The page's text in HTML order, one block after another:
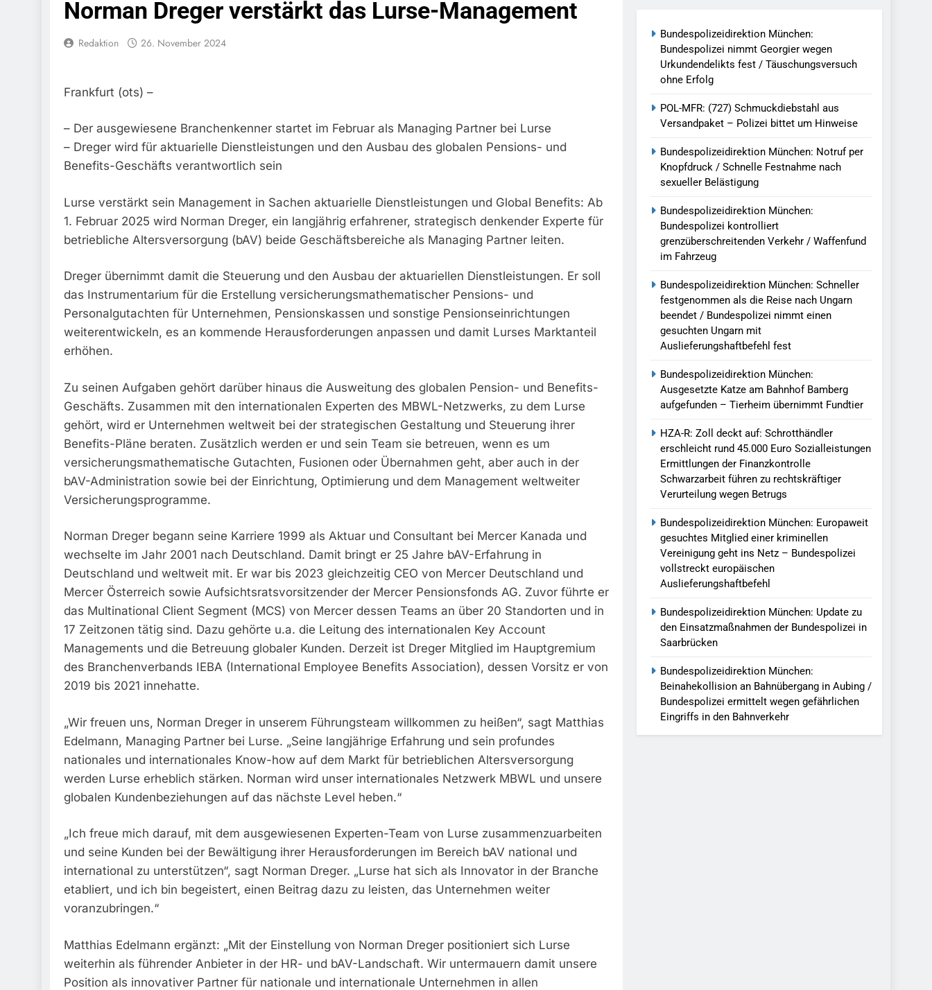
Bundespolizeidirektion München: Bundespolizei Kontrolliert Grenzüberschreitenden Verkehr / Waffenfund Im
Bundespolizeidirektion München: Schneller Festgenommen Als Die Reise Nach Ungarn Beendet / Bundespolizei Nimmt
Bundespolizeidirektion München: Ausgesetzte Katze Am Bahnhof Bamberg Aufgefunden – Tierheim Übernimmt
6. August 2026
HZA-R: Zoll Deckt Auf: Schrotthändler Erschleicht Rund 45.000 Euro Sozialleistungen Ermittlungen Der Finanzkontrolle
Schwarzarbeit Führen Zu Rechtskräftiger Verurteilung Wegen Betrugs
Bundespolizeidirektion München: Europaweit Gesuchtes Mitglied Einer Kriminellen Vereinigung Geht Ins Netz –
Bundespolizei Vollstreckt Europäischen Auslieferungshaftbefehl
6. August 2026
Bundespolizeidirektion München: Update Zu Den Einsatzmaßnahmen Der Bundespolizei In Saarbrücken
Bundespolizeidirektion München: Beinahekollision An Bahnübergang In Aubing / Bundespolizei Ermittelt Wegen
Gefährlichen Eingriffs In Den Bahnverkehr
5. August 2026
Norman Dreger verstärkt das Lurse-Management
Redaktion 26. November 2024
Frankfurt (ots) –
– Der ausgewiesene Branchenkenner startet im Februar als Managing Partner bei Lurse
– Dreger wird für aktuarielle Dienstleistungen und den Ausbau des globalen Pensions- und
Benefits-Geschäfts verantwortlich sein
Lurse verstärkt sein Management in Sachen aktuarielle Dienstleistungen und Global Benefits: Ab
1. Februar 2025 wird Norman Dreger, ein langjährig erfahrener, strategisch denkender Experte für
betriebliche Altersversorgung (bAV) beide Geschäftsbereiche als Managing Partner leiten.
Dreger übernimmt damit die Steuerung und den Ausbau der aktuariellen Dienstleistungen. Er soll
das Instrumentarium für die Erstellung versicherungsmathematischer Pensions- und
Personalgutachten für Unternehmen, Pensionskassen und sonstige Pensionseinrichtungen
weiterentwickeln, es an kommende Herausforderungen anpassen und damit Lurses Marktanteil
erhöhen.
Zu seinen Aufgaben gehört darüber hinaus die Ausweitung des globalen Pension- und Benefits-
Geschäfts. Zusammen mit den internationalen Experten des MBWL-Netzwerks, zu dem Lurse
gehört, wird er Unternehmen weltweit bei der strategischen Gestaltung und Steuerung ihrer
Benefits-Pläne beraten. Zusätzlich werden er und sein Team sie betreuen, wenn es um
versicherungsmathematische Gutachten, Fusionen oder Übernahmen geht, aber auch in der
bAV-Administration sowie bei der Einrichtung, Optimierung und dem Management weltweiter
Versicherungsprogramme.
Norman Dreger begann seine Karriere 1999 als Aktuar und Consultant bei Mercer Kanada und
wechselte im Jahr 2001 nach Deutschland. Damit bringt er 25 Jahre bAV-Erfahrung in
Deutschland und weltweit mit. Er war bis 2023 gleichzeitig CEO von Mercer Deutschland und
Mercer Österreich sowie Aufsichtsratsvorsitzender der Mercer Pensionsfonds AG. Zuvor führte er
das Multinational Client Segment (MCS) von Mercer dessen Teams an über 20 Standorten und in
17 Zeitzonen tätig sind. Dazu gehörte u.a. die Leitung des internationalen Key Account
Managements und die Betreuung globaler Kunden. Derzeit ist Dreger Mitglied im Hauptgremium
des Branchenverbands IEBA (International Employee Benefits Association), dessen Vorsitz er von
2019 bis 2021 innehatte.
„Wir freuen uns, Norman Dreger in unserem Führungsteam willkommen zu heißen“, sagt Matthias
Edelmann, Managing Partner bei Lurse. „Seine langjährige Erfahrung und sein profundes
nationales und internationales Know-how auf dem Markt für betrieblichen Altersversorgung
werden Lurse erheblich stärken. Norman wird unser internationales Netzwerk MBWL und unsere
globalen Kundenbeziehungen auf das nächste Level heben.“
„Ich freue mich darauf, mit dem ausgewiesenen Experten-Team von Lurse zusammenzuarbeiten
und seine Kunden bei der Bewältigung ihrer Herausforderungen im Bereich bAV national und
international zu unterstützen“, sagt Norman Dreger. „Lurse hat sich als Innovator in der Branche
etabliert, und ich bin begeistert, einen Beitrag dazu zu leisten, das Unternehmen weiter
voranzubringen.“
Matthias Edelmann ergänzt: „Mit der Einstellung von Norman Dreger positioniert sich Lurse
weiterhin als führender Anbieter in der HR- und bAV-Landschaft. Wir untermauern damit unsere
Position als innovativer Partner für nationale und internationale Unternehmen in allen
Bundespolizeidirektion München:
Bundespolizei nimmt Georgier wegen
Urkundendelikts fest / Täuschungsversuch
ohne Erfolg
POL-MFR: (727) Schmuckdiebstahl aus
Versandpaket – Polizei bittet um Hinweise
Bundespolizeidirektion München: Notruf per
Knopfdruck / Schnelle Festnahme nach
sexueller Belästigung
Bundespolizeidirektion München:
Bundespolizei kontrolliert
grenzüberschreitenden Verkehr / Waffenfund
im Fahrzeug
Bundespolizeidirektion München: Schneller
festgenommen als die Reise nach Ungarn
beendet / Bundespolizei nimmt einen
gesuchten Ungarn mit
Auslieferungshaftbefehl fest
Bundespolizeidirektion München:
Ausgesetzte Katze am Bahnhof Bamberg
aufgefunden – Tierheim übernimmt Fundtier
HZA-R: Zoll deckt auf: Schrotthändler
erschleicht rund 45.000 Euro Sozialleistungen
Ermittlungen der Finanzkontrolle
Schwarzarbeit führen zu rechtskräftiger
Verurteilung wegen Betrugs
Bundespolizeidirektion München: Europaweit
gesuchtes Mitglied einer kriminellen
Vereinigung geht ins Netz – Bundespolizei
vollstreckt europäischen
Auslieferungshaftbefehl
Bundespolizeidirektion München: Update zu
den Einsatzmaßnahmen der Bundespolizei in
Saarbrücken
Bundespolizeidirektion München:
Beinahekollision an Bahnübergang in Aubing /
Bundespolizei ermittelt wegen gefährlichen
Eingriffs in den Bahnverkehr